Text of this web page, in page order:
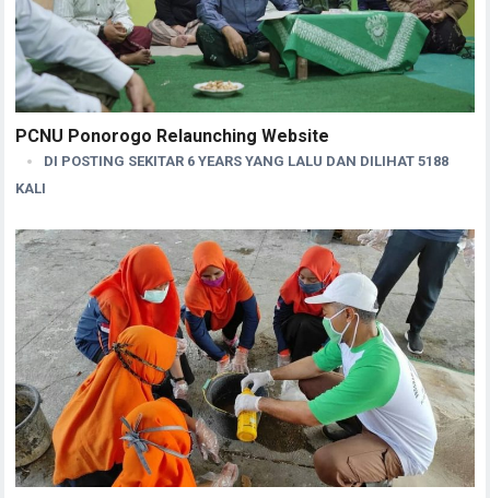
PCNU Ponorogo Relaunching Website
DI POSTING SEKITAR 6 YEARS YANG LALU DAN DILIHAT 5188
KALI